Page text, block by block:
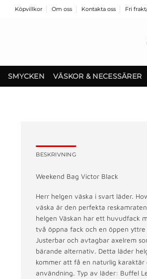
Köpvillkor Om oss Kontakta oss Fri
SMYCKEN VÄSKOR & NECESSÄRER
BESKRIVNING
Weekend Bag Victor Black
Herr helgen väska i svart läder.
väska är den perfekta
helgen Väskan har ett huvudfack
två öppna fack och en öppen yttre
Justerbar och avtagbar axelrem
bärande alternativ. Detta läder
kommer att få en naturlig karaktär
användning. Typ av läder: Buffel